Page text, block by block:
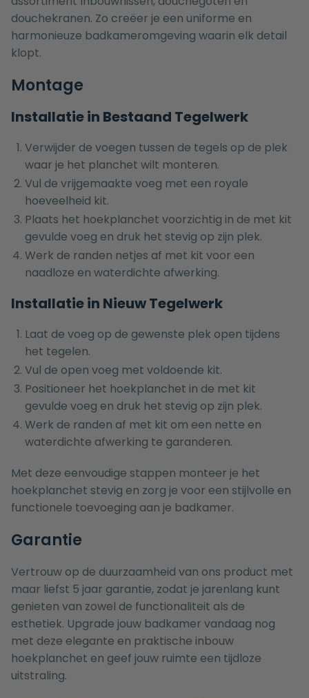
douchekranen. Zo creëer je een uniforme en
harmonieuze badkameromgeving waarin elk detail
klopt.
Montage
Installatie in Bestaand Tegelwerk
Verwijder de voegen tussen de tegels op de plek
waar je het planchet wilt monteren.
Vul de vrijgemaakte voeg met een royale
hoeveelheid kit.
Plaats het hoekplanchet voorzichtig in de met kit
gevulde voeg en druk het stevig op zijn plek.
Werk de randen netjes af met kit voor een
naadloze en waterdichte afwerking.
Installatie in Nieuw Tegelwerk
Laat de voeg op de gewenste plek open tijdens
het tegelen.
Vul de open voeg met voldoende kit.
Positioneer het hoekplanchet in de met kit
gevulde voeg en druk het stevig op zijn plek.
Werk de randen af met kit om een nette en
waterdichte afwerking te garanderen.
Met deze eenvoudige stappen monteer je het
hoekplanchet stevig en zorg je voor een stijlvolle en
functionele toevoeging aan je badkamer.
Garantie
Vertrouw op de duurzaamheid van ons product met
maar liefst 5 jaar garantie, zodat je jarenlang kunt
genieten van zowel de functionaliteit als de
esthetiek. Upgrade jouw badkamer vandaag nog
met deze elegante en praktische inbouw
hoekplanchet en geef jouw ruimte een tijdloze
uitstraling.